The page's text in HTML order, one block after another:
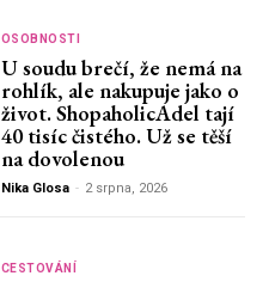
OSOBNOSTI
U soudu brečí, že nemá na
rohlík, ale nakupuje jako o
život. ShopaholicAdel tají
40 tisíc čistého. Už se těší
na dovolenou
Nika Glosa - 2 srpna, 2026
CESTOVÁNÍ